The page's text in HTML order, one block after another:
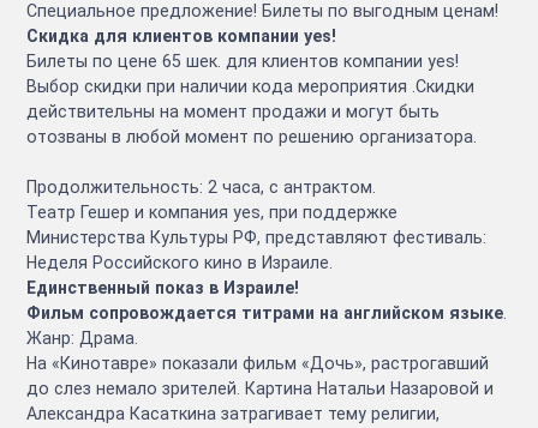
Специальное предложение! Билеты по выгодным ценам!
Скидка для клиентов компании yes!
Билеты по цене 65 шек. для клиентов компании yes!
Выбор скидки при наличии кода мероприятия .Скидки
действительны на момент продажи и могут быть
отозваны в любой момент по решению организатора.
Продолжительность: 2 часа, с антрактом.
Театр Гешер и компания yes, при поддержке
Министерства Культуры РФ, представляют фестиваль:
Неделя Российского кино в Израиле.
Единственный показ в Израиле!
Фильм сопровождается титрами на английском языке
Жанр: Драма.
На «Кинотавре» показали фильм «Дочь», растрогавший
до слез немало зрителей. Картина Натальи Назаровой и
Александра Касаткина затрагивает тему религии,